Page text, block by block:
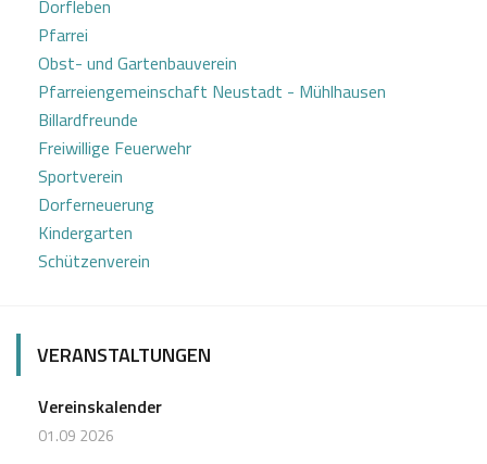
Dorfleben
Pfarrei
Obst- und Gartenbauverein
Pfarreiengemeinschaft Neustadt - Mühlhausen
Billardfreunde
Freiwillige Feuerwehr
Sportverein
Dorferneuerung
Kindergarten
Schützenverein
VERANSTALTUNGEN
Vereinskalender
01.09 2026